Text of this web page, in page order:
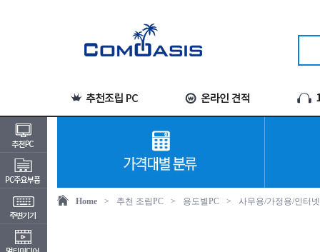
Home > 추천 조립PC > 용도별PC > 사무용/가정용/인터